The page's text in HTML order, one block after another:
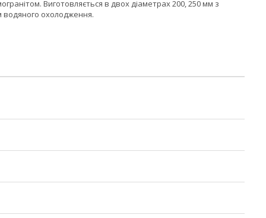
Виготовляється в двох діаметрах 200, 250 мм з
водяного охолодження.